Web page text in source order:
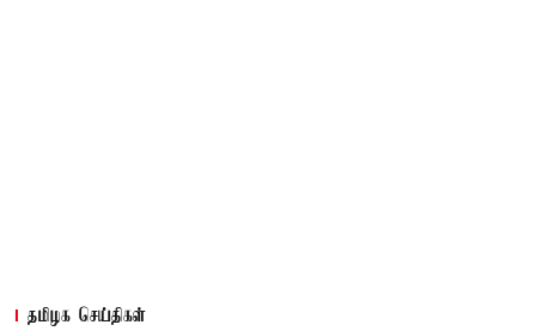
தமிழக செய்திகள்